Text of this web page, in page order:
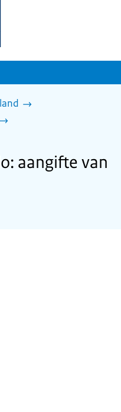
aangifte van